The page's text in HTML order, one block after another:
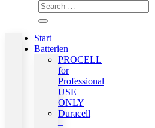
Start
Batterien
PROCELL
for
Professional
USE
ONLY
Duracell
–